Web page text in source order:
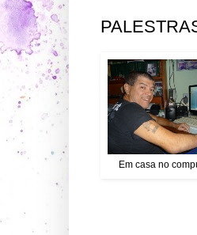
Em casa no